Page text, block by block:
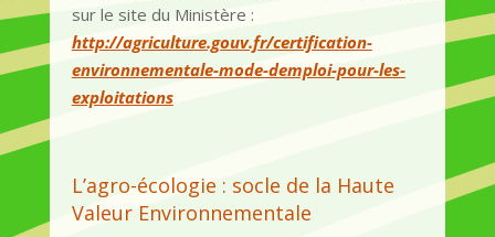
sur le site du Ministère :
http://agriculture.gouv.fr/certification-
environnementale-mode-demploi-pour-les-
exploitations
L’agro-écologie : socle de la Haute
Valeur Environnementale